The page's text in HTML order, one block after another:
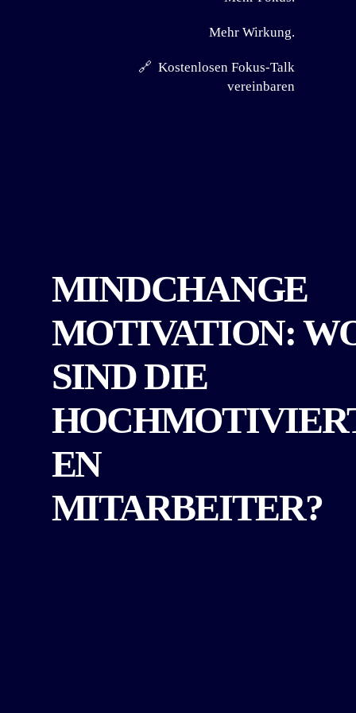
Mehr Wirkung.
🔗 Kostenlosen Fokus-Talk
vereinbaren
MINDCHANGE
MOTIVATION:
SIND DIE
EN
MITARBEITER?